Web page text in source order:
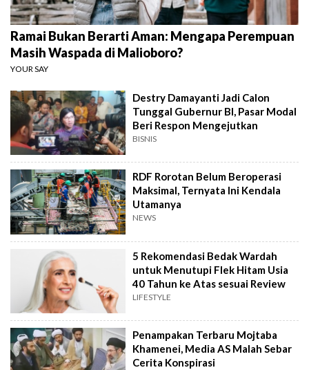
Ramai Bukan Berarti Aman: Mengapa Perempuan
Masih Waspada di Malioboro?
YOUR SAY
Destry Damayanti Jadi Calon
Tunggal Gubernur BI, Pasar Modal
Beri Respon Mengejutkan
BISNIS
RDF Rorotan Belum Beroperasi
Maksimal, Ternyata Ini Kendala
Utamanya
NEWS
5 Rekomendasi Bedak Wardah
untuk Menutupi Flek Hitam Usia
40 Tahun ke Atas sesuai Review
LIFESTYLE
Penampakan Terbaru Mojtaba
Khamenei, Media AS Malah Sebar
Cerita Konspirasi